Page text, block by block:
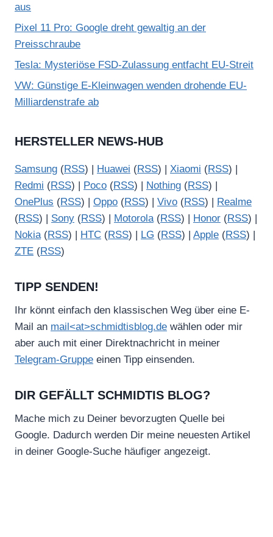
aus
Pixel 11 Pro: Google dreht gewaltig an der
Preisschraube
Tesla: Mysteriöse FSD-Zulassung entfacht EU-Streit
VW: Günstige E-Kleinwagen wenden drohende EU-
Milliardenstrafe ab
HERSTELLER NEWS-HUB
Samsung (RSS) | Huawei (RSS) | Xiaomi (RSS) |
Redmi (RSS) | Poco (RSS) | Nothing (RSS) |
OnePlus (RSS) | Oppo (RSS) | Vivo (RSS) |
Realme
(RSS) | Sony (RSS) | Motorola(RSS) | Honor (RSS) |
Nokia(RSS) | HTC (RSS) | LG (RSS) | Apple (RSS) |
ZTE (RSS)
TIPP SENDEN!
Ihr könnt einfach den klassischen Weg über eine E-
Mail an mail<at>schmidtisblog.de wählen oder mir
aber auch mit einer Direktnachricht in meiner
Telegram-Gruppe einen Tipp einsenden.
DIR GEFÄLLT SCHMIDTIS BLOG?
Mache mich zu Deiner bevorzugten Quelle bei
Google. Dadurch werden Dir meine neuesten Artikel
in deiner Google-Suche häufiger angezeigt.